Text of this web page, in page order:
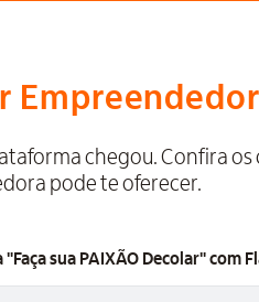
chegou. Confira
pode te oferecer.
sua PAIXÃO Decolar" com